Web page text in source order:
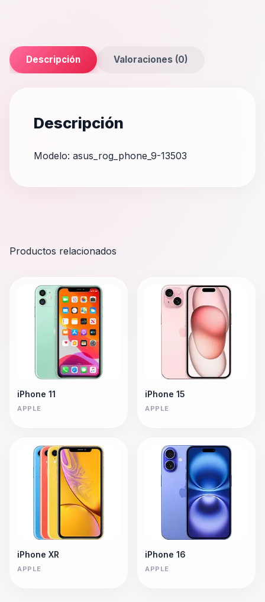
Descripción Valoraciones (0)
Descripción
Modelo: asus_rog_phone_9-13503
Productos relacionados
iPhone 11
APPLE
iPhone 15
APPLE
iPhone XR
APPLE
iPhone 16
APPLE